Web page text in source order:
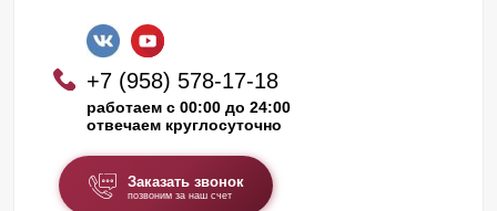
+7 (958) 578-17-18
работаем с 00:00 до 24:00
отвечаем круглосуточно
Заказать звонок
позвоним за наш счет